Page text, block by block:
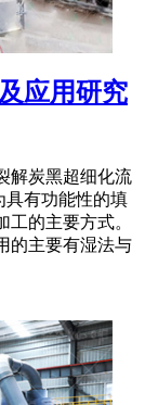
应用研究
解炭黑超细化流
具有功能性的填
的主要方式。
的主要有湿法与